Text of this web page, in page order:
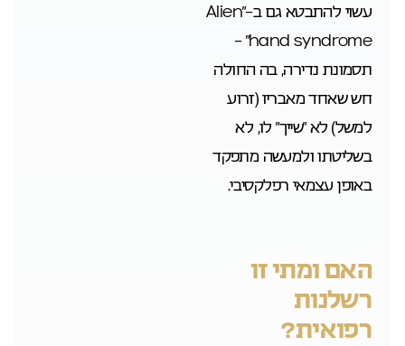
עשוי להתבטא גם ב-“Alien
hand syndrome” –
תסמונת נדירה, בה החולה
חש שאחד מאבריו (זרוע
למשל) לא “שייך” לו, לא
בשליטתו ולמעשה מתפקד
באופן עצמאי רפלקסיבי.
האם ומתי זו
רשלנות
רפואית?